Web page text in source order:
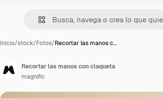
Inicio/stock/Fotos/Recortar las manos c…
Recortar las manos con claqueta
magnific